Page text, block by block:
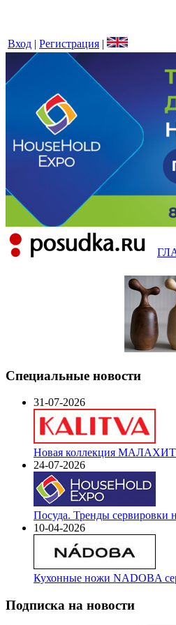
Вход | Регистрация |
Специальные новости
31-07-2026
Новая коллекция МАЛАХИТ
24-07-2026
Посуда. Тренды сервировки
10-04-2026
Кухонные ножи NADOBA
Подписка на новости